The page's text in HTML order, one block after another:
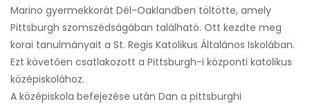
Marino gyermekkorát Dél-Oaklandben töltötte, amely
Pittsburgh szomszédságában található. Ott kezdte meg
korai tanulmányait a St. Regis Katolikus Általános Iskolában.
Ezt követően csatlakozott a Pittsburgh-i központi katolikus
középiskolához.
A középiskola befejezése után Dan a pittsburghi